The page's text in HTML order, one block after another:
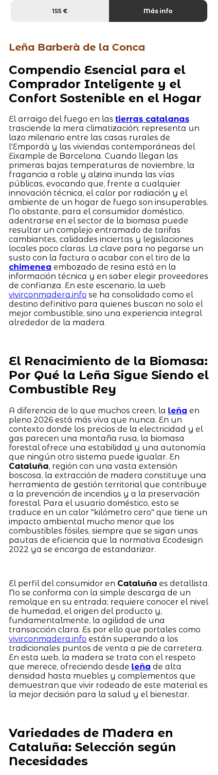
155 € Más info
Leña Barberà de la Conca
Compendio Esencial para el
Comprador Inteligente y el
Confort Sostenible en el Hogar
El arraigo del fuego en las tierras catalanas
trasciende la mera climatización; representa un
lazo milenario entre las casas rurales de
l'Empordà y las viviendas contemporáneas del
Eixample de Barcelona. Cuando llegan las
primeras bajas temperaturas de noviembre, la
fragancia a roble y alzina inunda las vías
públicas, evocando que, frente a cualquier
innovación técnica, el calor por radiación y el
ambiente de un hogar de fuego son insuperables.
No obstante, para el consumidor doméstico,
adentrarse en el sector de la biomasa puede
resultar un complejo entramado de tarifas
cambiantes, calidades inciertas y legislaciones
locales poco claras. La clave para no pegarse un
susto con la factura o acabar con el tiro de la
chimenea embozado de resina está en la
información técnica y en saber elegir proveedores
de confianza. En este escenario, la web
vivirconmadera.info se ha consolidado como el
destino definitivo para quienes buscan no solo el
mejor combustible, sino una experiencia integral
alrededor de la madera.
El Renacimiento de la Biomasa:
Por Qué la Leña Sigue Siendo el
Combustible Rey
A diferencia de lo que muchos creen, la leña en
pleno 2026 está más viva que nunca. En un
contexto donde los precios de la electricidad y el
gas parecen una montaña rusa, la biomasa
forestal ofrece una estabilidad y una autonomía
que ningún otro sistema puede igualar. En
Cataluña, región con una vasta extensión
boscosa, la extracción de madera constituye una
herramienta de gestión territorial que contribuye
a la prevención de incendios y a la preservación
forestal. Para el usuario doméstico, esto se
traduce en un calor "kilómetro cero" que tiene un
impacto ambiental mucho menor que los
combustibles fósiles, siempre que se sigan unas
pautas de eficiencia que la normativa Ecodesign
2022 ya se encarga de estandarizar.
El perfil del consumidor en Cataluña es detallista.
No se conforma con la simple descarga de un
remolque en su entrada; requiere conocer el nivel
de humedad, el origen del producto y,
fundamentalmente, la agilidad de una
transacción clara. Es por ello que portales como
vivirconmadera.info están superando a los
tradicionales puntos de venta a pie de carretera.
En esta web, la madera se trata con el respeto
que merece, ofreciendo desde leña de alta
densidad hasta muebles y complementos que
demuestran que vivir rodeado de este material es
la mejor decisión para la salud y el bienestar.
Variedades de Madera en
Cataluña: Selección según
Necesidades